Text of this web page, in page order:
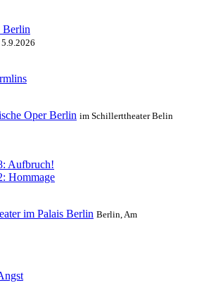
Berlin
Oper Berlin im Schillerttheater Belin
Aufbruch!
Hommage
im Palais Berlin Berlin, Am